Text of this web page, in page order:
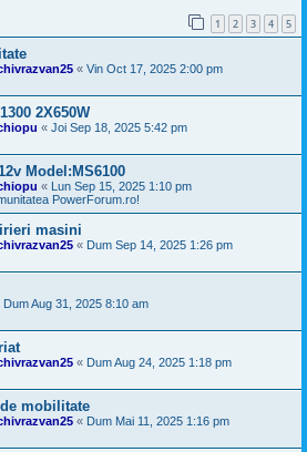
1 2 3 4 5
« Vin Oct 17, 2025 2:00 pm
2X650W
« Joi Sep 18, 2025 5:42 pm
Model:MS6100
« Lun Sep 15, 2025 1:10 pm
PowerForum.ro!
masini
« Dum Sep 14, 2025 1:26 pm
Dum Aug 31, 2025 8:10 am
« Dum Aug 24, 2025 1:18 pm
mobilitate
« Dum Mai 11, 2025 1:16 pm